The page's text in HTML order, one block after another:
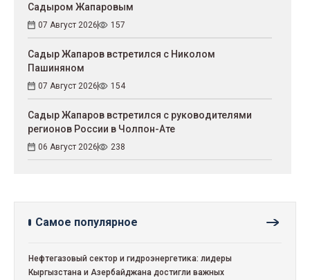
Садыром Жапаровым
07 Август 2026 157
Садыр Жапаров встретился с Николом
Пашиняном
07 Август 2026 154
Садыр Жапаров встретился с руководителями
регионов России в Чолпон-Ате
06 Август 2026 238
Самое популярное
Нефтегазовый сектор и гидроэнергетика: лидеры
Кыргызстана и Азербайджана достигли важных